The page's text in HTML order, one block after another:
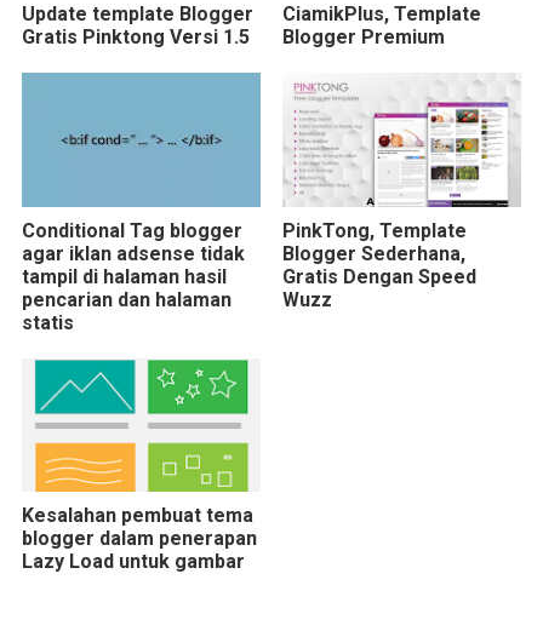
Update template Blogger
Gratis Pinktong Versi 1.5
CiamikPlus, Template
Blogger Premium
Conditional Tag blogger
agar iklan adsense tidak
tampil di halaman hasil
pencarian dan halaman
statis
PinkTong, Template
Blogger Sederhana,
Gratis Dengan Speed
Wuzz
Kesalahan pembuat tema
blogger dalam penerapan
Lazy Load untuk gambar